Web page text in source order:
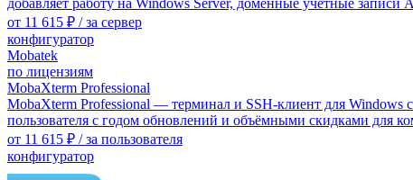
добавляет работу на Windows Server, доменные учётные
от 11 615 ₽ / за сервер
конфигуратор
Mobatek
по лицензиям
MobaXterm Professional
MobaXterm Professional — терминал и SSH-клиент для Windows
пользователя с годом обновлений и объёмными скидками для
от 11 615 ₽ / за пользователя
конфигуратор